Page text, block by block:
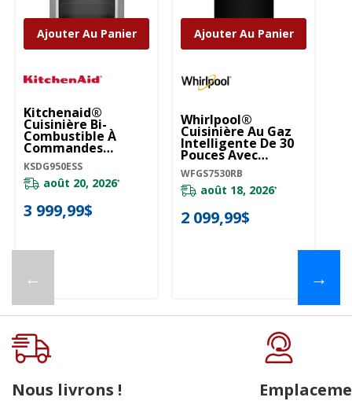
←
Kitchenaid®
Cuisinière Bi-
Combustible À
Commandes
Frontales, 4
Brûleurs, 30 Po
KSDG950ESS
KSDG950ESS
août 20, 2026*
3 999,99$
Ajouter Au Panier
Whirlpool®
Cuisinière Au Gaz
Intelligente De 30
Pouces Avec
Technologie De
Cuisson À Air, Auto-
Nettoyage/netoya
Ge À La Vapeur,
Préchauffage
Rapide Avec
WFGS7530RB
août 18, 2026*
2 099,99$
Ajouter Au Panier
→
Nous livrons !